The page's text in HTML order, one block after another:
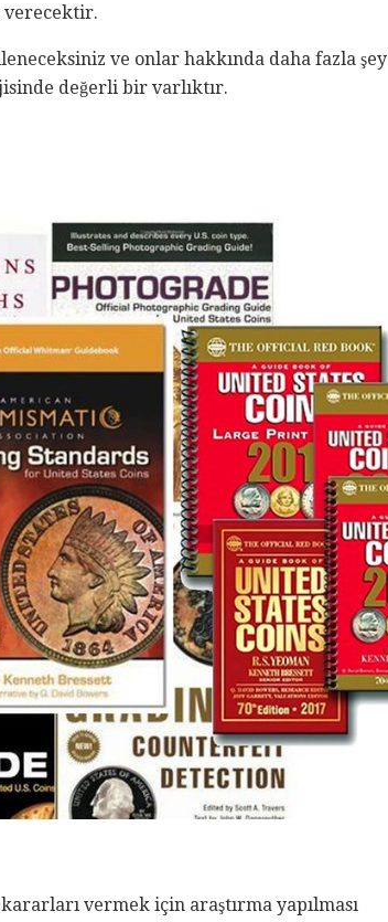
verecektir.
ve onlar hakkında daha fazla şey
değerli bir varlıktır.
vermek için araştırma yapılması